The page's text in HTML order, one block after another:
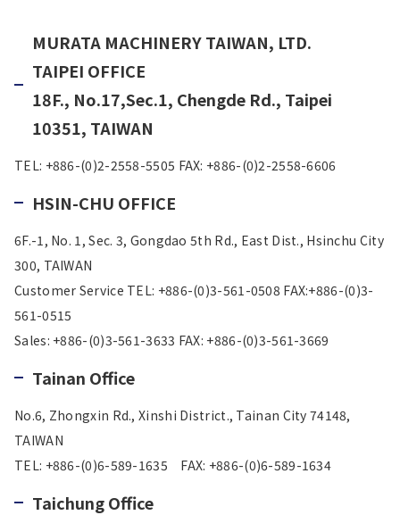
MURATA MACHINERY TAIWAN, LTD.
TAIPEI OFFICE
18F., No.17,Sec.1, Chengde Rd., Taipei
10351, TAIWAN
TEL: +886-(0)2-2558-5505 FAX: +886-(0)2-2558-6606
HSIN-CHU OFFICE
6F.-1, No. 1, Sec. 3, Gongdao 5th Rd., East Dist., Hsinchu City
300, TAIWAN
Customer Service TEL: +886-(0)3-561-0508 FAX:+886-(0)3-
561-0515
Sales: +886-(0)3-561-3633 FAX: +886-(0)3-561-3669
Tainan Office
No.6, Zhongxin Rd., Xinshi District., Tainan City 74148,
TAIWAN
TEL: +886-(0)6-589-1635 FAX: +886-(0)6-589-1634
Taichung Office